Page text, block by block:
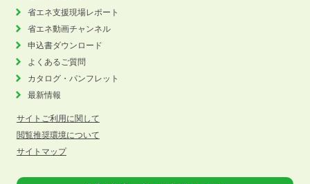
省エネ支援現場レポート
省エネ動画チャンネル
申込書ダウンロード
よくあるご質問
カタログ・パンフレット
最新情報
サイトご利用に関して
閲覧推奨環境について
サイトマップ